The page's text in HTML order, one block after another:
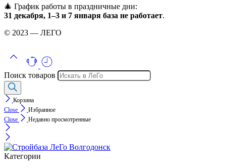
🎄 График работы в праздничные дни:
31 декабря, 1–3 и 7 января база не работает.
© 2023 — ЛЕГО
Поиск товаров
Корзина
Close
Избранное
Close
Недавно просмотренные
Категории